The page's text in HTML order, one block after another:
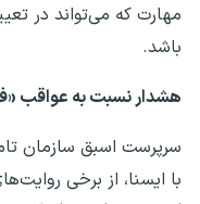
مهارت که می‌تواند در
باشد.
هشدار نسبت به عواقب
سرپرست اسبق سازمان
با ایسنا، از برخی